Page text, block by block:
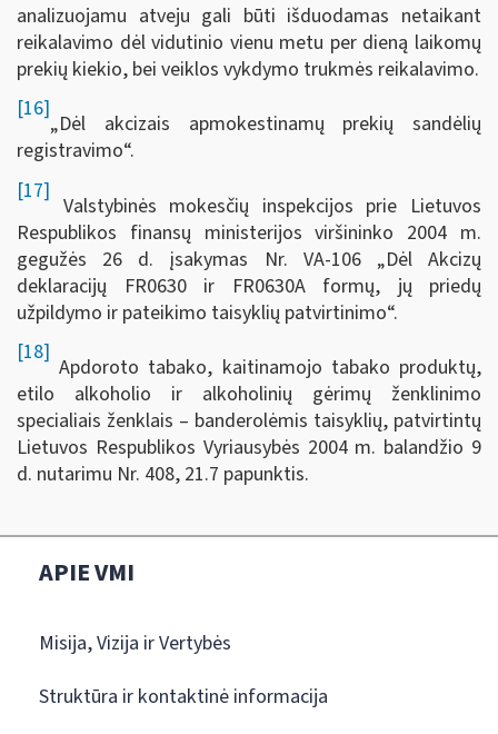
analizuojamu atveju gali būti išduodamas netaikant
reikalavimo dėl vidutinio vienu metu per dieną laikomų
prekių kiekio, bei veiklos vykdymo trukmės reikalavimo.
[16]
„Dėl akcizais apmokestinamų prekių sandėlių
registravimo“.
[17]
Valstybinės mokesčių inspekcijos prie Lietuvos
Respublikos finansų ministerijos viršininko 2004 m.
gegužės 26 d. įsakymas Nr. VA-106 „Dėl Akcizų
deklaracijų FR0630 ir FR0630A formų, jų priedų
užpildymo ir pateikimo taisyklių patvirtinimo“.
[18]
Apdoroto tabako, kaitinamojo tabako produktų,
etilo alkoholio ir alkoholinių gėrimų ženklinimo
specialiais ženklais – banderolėmis taisyklių, patvirtintų
Lietuvos Respublikos Vyriausybės 2004 m. balandžio 9
d. nutarimu Nr. 408, 21.7 papunktis.
APIE VMI
Misija, Vizija ir Vertybės
Struktūra ir kontaktinė informacija